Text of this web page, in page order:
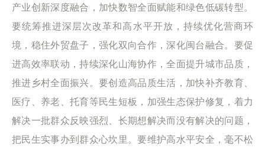
产业创新深度融合，加快数智全面赋能和绿色低碳转型。
要统筹推进深层次改革和高水平开放，持续优化营商环
境，稳住外贸盘子，强化双向合作，深化闽台融合。要促
进高效率联动，持续深化山海协作，全面提升城市品质，
推进乡村全面振兴。要创造高品质生活，加快补齐教育、
医疗、养老、托育等民生短板，加强生态保护修复，着力
解决一批群众反映强烈、长期想解决而没有解决的问题，
把民生实事办到群众心坎里。要维护高水平安全，毫不松